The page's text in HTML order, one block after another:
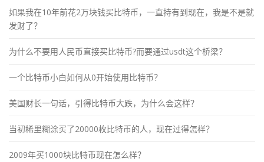
如果我在10年前花2万块钱买比特币，一直持有到现在，我是不是就
发财了？
为什么不要用人民币直接买比特币?而要通过usdt这个桥梁？
一个比特币小白如何从0开始使用比特币？
美国财长一句话，引得比特币大跌，为什么会这样？
当初稀里糊涂买了20000枚比特币的人，现在过得怎样？
2009年买1000块比特币现在怎么样？